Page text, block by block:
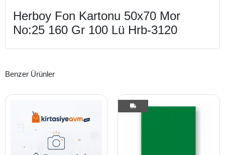
Herboy Fon Kartonu 50x70 Mor
No:25 160 Gr 100 Lü Hrb-3120
Benzer Ürünler